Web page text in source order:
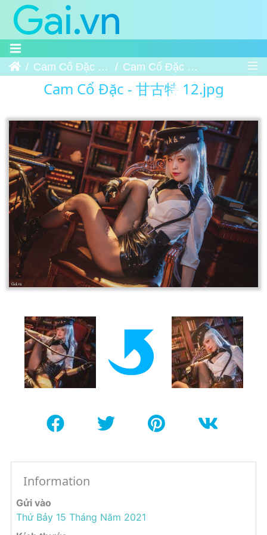
Trang chủCam Cổ Đặc - 甘古特 Cam Cổ Đặc - 甘古特 12
Cam Cổ Đặc - 甘古特 12.jpg
Information
Gửi vào
Thứ Bảy 15 Tháng Năm 2021